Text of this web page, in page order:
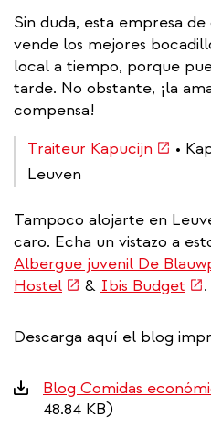
Sin duda, esta empresa
vende los mejores
local a tiempo, porque
tarde. No obstante, ¡la
compensa!
Traiteur Kapucijn (link•
Leuven
Tampoco alojarte en
caro. Echa un vistazo a
Albergue juvenil De
Hostel(link
external)
& Ibis Budget (link.
Descarga aquí el blog
Downloads
Blog Comidas
48.84 KB)